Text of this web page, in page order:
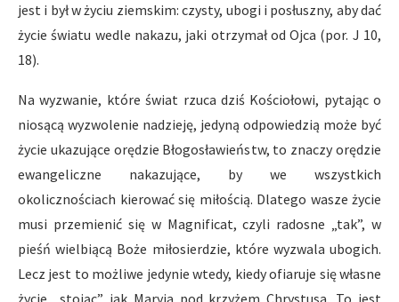
jest i był w życiu ziemskim: czysty, ubogi i posłuszny, aby dać
życie światu wedle nakazu, jaki otrzymał od Ojca (por. J 10,
18).
Na wyzwanie, które świat rzuca dziś Kościołowi, pytając o
niosącą wyzwolenie nadzieję, jedyną odpowiedzią może być
życie ukazujące orędzie Błogosławieństw, to znaczy orędzie
ewangeliczne nakazujące, by we wszystkich
okolicznościach kierować się miłością. Dlatego wasze życie
musi przemienić się w Magnificat, czyli radosne „tak”, w
pieśń wielbiącą Boże miłosierdzie, które wyzwala ubogich.
Lecz jest to możliwe jedynie wtedy, kiedy ofiaruje się własne
życie „stojąc” jak Maryja pod krzyżem Chrystusa. To jest